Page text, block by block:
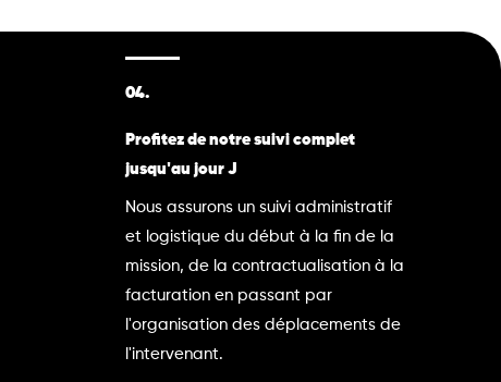
04.
Profitez de notre suivi complet
jusqu'au jour J
Nous assurons un suivi administratif
et logistique du début à la fin de la
mission, de la contractualisation à la
facturation en passant par
l'organisation des déplacements de
l'intervenant.